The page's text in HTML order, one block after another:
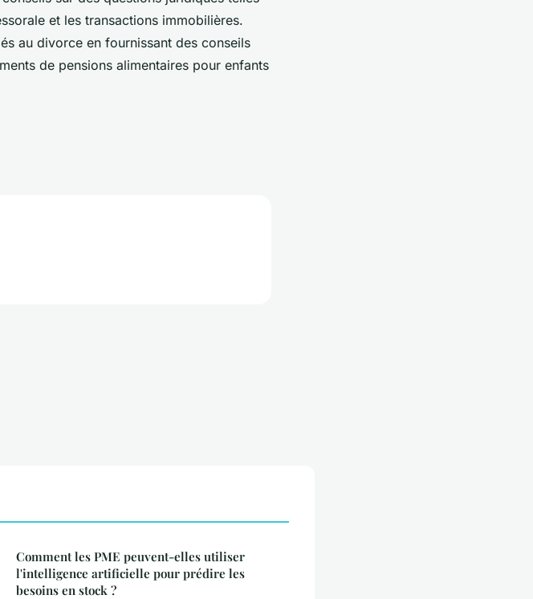
et les transactions immobilières.
au divorce en fournissant des conseils
de pensions alimentaires pour enfants
Comment les PME peuvent-elles utiliser
l'intelligence artificielle pour prédire les
besoins en stock ?